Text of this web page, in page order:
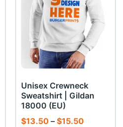
Unisex Crewneck
Sweatshirt | Gildan
18000 (EU)
$13.50 – $15.50Khoảng